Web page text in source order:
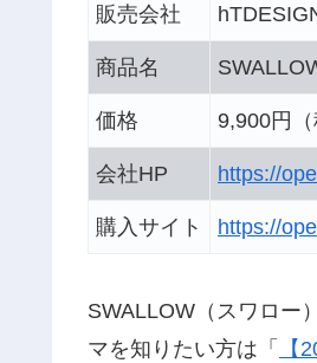
販売会社
商品名
価格 9,900円（
会社HP https://
購入サイト https://
SWALLOW（スワロー
マを知りたい方は「
【